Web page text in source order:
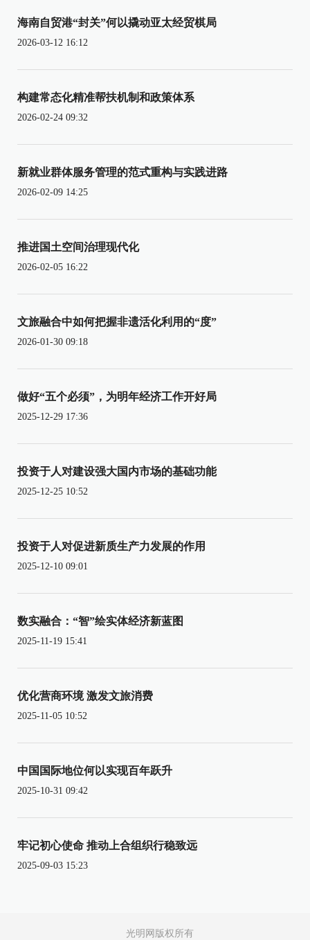
海南自贸港“封关”何以撬动亚太经贸棋局
2026-03-12 16:12
构建常态化精准帮扶机制和政策体系
2026-02-24 09:32
新就业群体服务管理的范式重构与实践进路
2026-02-09 14:25
推进国土空间治理现代化
2026-02-05 16:22
文旅融合中如何把握非遗活化利用的“度”
2026-01-30 09:18
做好“五个必须”，为明年经济工作开好局
2025-12-29 17:36
投资于人对建设强大国内市场的基础功能
2025-12-25 10:52
投资于人对促进新质生产力发展的作用
2025-12-10 09:01
数实融合：“智”绘实体经济新蓝图
2025-11-19 15:41
优化营商环境 激发文旅消费
2025-11-05 10:52
中国国际地位何以实现百年跃升
2025-10-31 09:42
牢记初心使命 推动上合组织行稳致远
2025-09-03 15:23
光明网版权所有